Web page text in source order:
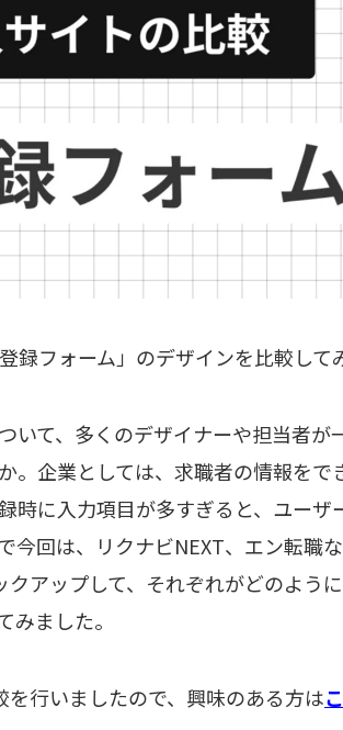
録フォーム」のデザインを比較して
いて、多くのデザイナーや担当者が
。企業としては、求職者の情報をで
時に入力項目が多すぎると、ユーザ
今回は、リクナビNEXT、エン転職
アップして、それぞれがどのよう
みました。
行いましたので、興味のある方は